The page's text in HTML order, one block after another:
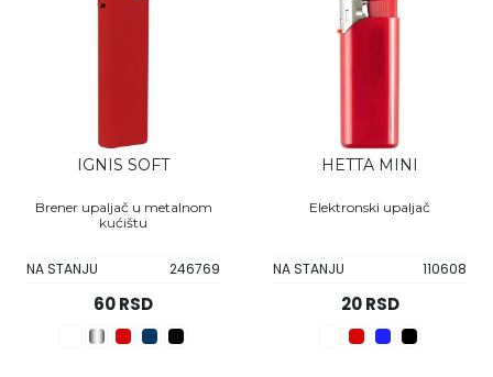
IGNIS SOFT
Brener upaljač u metalnom
kućištu
NA STANJU 246769
60 RSD
HETTA MINI
Elektronski upaljač
NA STANJU 110608
20 RSD